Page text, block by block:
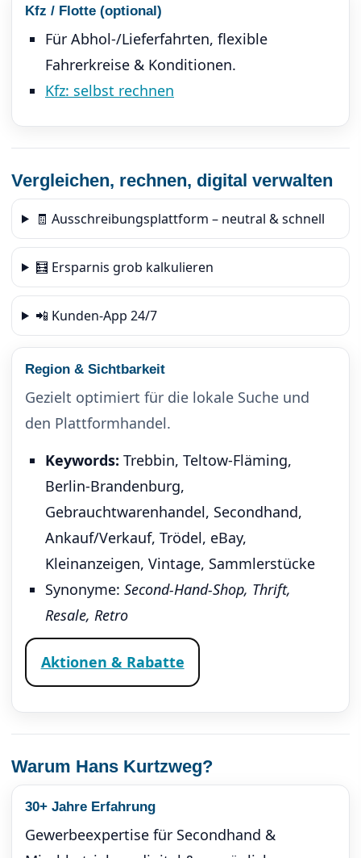
Kfz / Flotte (optional)
Für Abhol-/Lieferfahrten, flexible
Fahrerkreise & Konditionen.
Kfz: selbst rechnen
Vergleichen, rechnen, digital verwalten
🧾 Ausschreibungsplattform – neutral & schnell
🧮 Ersparnis grob kalkulieren
📲 Kunden-App 24/7
Region & Sichtbarkeit
Gezielt optimiert für die lokale Suche und
den Plattformhandel.
Keywords: Trebbin, Teltow-Fläming,
Berlin-Brandenburg,
Gebrauchtwarenhandel, Secondhand,
Ankauf/Verkauf, Trödel, eBay,
Kleinanzeigen, Vintage, Sammlerstücke
Synonyme: Second-Hand-Shop, Thrift,
Resale, Retro
Aktionen & Rabatte
Warum Hans Kurtzweg?
30+ Jahre Erfahrung
Gewerbeexpertise für Secondhand &